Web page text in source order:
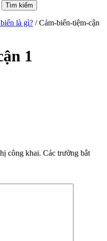
là gì? / Cảm-biến-tiệm-cận
1
công khai. Các trường bắt